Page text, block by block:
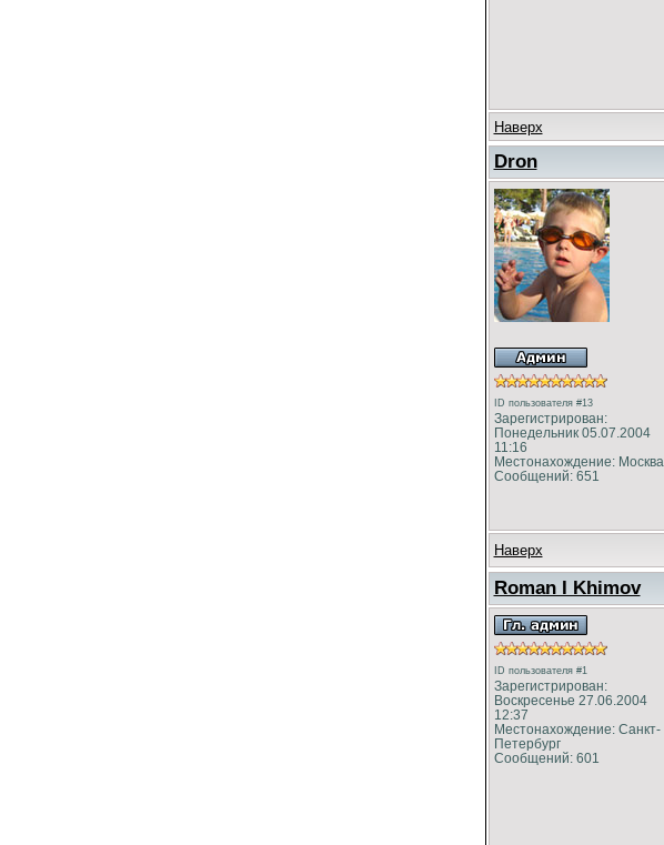
Наверх
Dron
ID пользователя #13
Зарегистрирован:
Понедельник 05.07.2004
11:16
Местонахождение: Москва
Сообщений: 651
Наверх
Roman I Khimov
ID пользователя #1
Зарегистрирован:
Воскресенье 27.06.2004
12:37
Местонахождение: Санкт-
Петербург
Сообщений: 601